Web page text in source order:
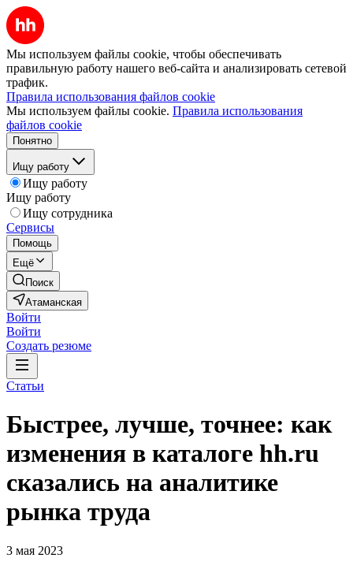
Мы используем файлы cookie, чтобы обеспечивать
правильную работу нашего веб-сайта и анализировать сетевой
трафик.
Правила использования файлов cookie
Мы используем файлы cookie. Правила использования
файлов cookie
Понятно
Ищу работу
Ищу работу
Ищу работу
Ищу сотрудника
Сервисы
Помощь
Ещё
Поиск
Атаманская
Войти
Войти
Создать резюме
Статьи
Быстрее, лучше, точнее: как
изменения в каталоге hh.ru
сказались на аналитике
рынка труда
3 мая 2023